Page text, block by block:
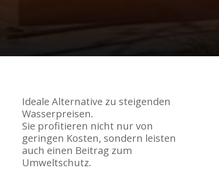
Ideale Alternative zu steigenden
Wasserpreisen.
Sie profitieren nicht nur von
geringen Kosten, sondern leisten
auch einen Beitrag zum
Umweltschutz.